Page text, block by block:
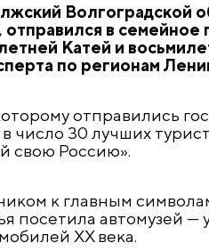
Волгоградской
в
Катей и
по регионам
отправились
30 лучших
свою Россию».
к главным
посетила автомузей
XX века.